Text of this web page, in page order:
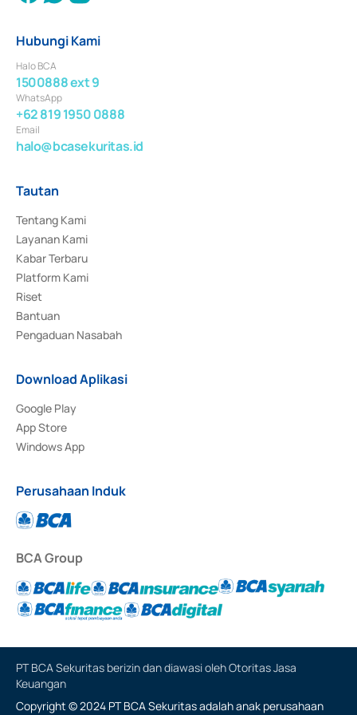
Hubungi Kami
Halo BCA
1500888 ext 9
WhatsApp
+62 819 1950 0888
Email
halo@bcasekuritas.id
Tautan
Tentang Kami
Layanan Kami
Kabar Terbaru
Platform Kami
Riset
Bantuan
Pengaduan Nasabah
Download Aplikasi
Google Play
App Store
Windows App
Perusahaan Induk
BCA Group
PT BCA Sekuritas berizin dan diawasi oleh Otoritas Jasa
Keuangan
Copyright © 2024 PT BCA Sekuritas adalah anak perusahaan